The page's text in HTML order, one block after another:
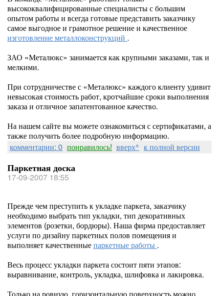
высококвалифицированные специалисты с большим
опытом работы и всегда готовые представить заказчику
самое выгодное и грамотное решение и качественное
изготовление металлоконструкций .
ЗАО «Металюкс» занимается как крупными заказами, так и
мелкими.
При сотрудничестве с «Металюкс» каждого клиенту удивит
невысокая стоимость работ, кротчайшие сроки выполнения
заказа и отличное запатентованное качество.
На нашем сайте вы можете ознакомиться с сертификатами, а
также получить более подробную информацию.
комментарии: 0 понравилось! вверх^ к полной версии
Паркетная доска
17-09-2007 18:55
Прежде чем преступить к укладке паркета, заказчику
необходимо выбрать тип укладки, тип декоративных
элементов (розетки, бордюры). Наша фирма предоставляет
услуги по дизайну паркетных полов помещения и
выполняет качественныепаркетные работы .
Весь процесс укладки паркета состоит пяти этапов:
выравнивание, контроль, укладка, шлифовка и лакировка.